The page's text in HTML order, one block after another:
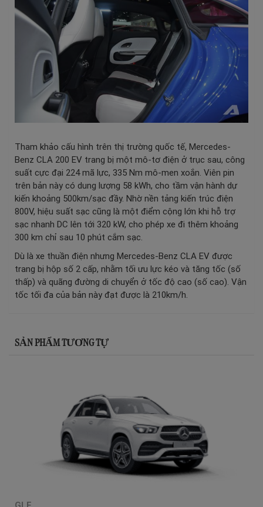
Tham khảo cấu hình trên thị trường quốc tế, Mercedes-
Benz CLA 200 EV trang bị một mô-tơ điện ở trục sau, công
suất cực đại 224 mã lực, 335 Nm mô-men xoắn. Viên pin
trên bản này có dung lượng 58 kWh, cho tầm vận hành dự
kiến khoảng 500km/sạc đầy. Nhờ nền tảng kiến trúc điện
800V, hiệu suất sạc cũng là một điểm cộng lớn khi hỗ trợ
sạc nhanh DC lên tới 320 kW, cho phép xe đi thêm khoảng
300 km chỉ sau 10 phút cắm sạc.
Dù là xe thuần điện nhưng Mercedes-Benz CLA EV được
trang bị hộp số 2 cấp, nhằm tối ưu lực kéo và tăng tốc (số
thấp) và quãng đường di chuyển ở tốc độ cao (số cao). Vận
tốc tối đa của bản này đạt được là 210km/h.
SẢN PHẨM TƯƠNG TỰ